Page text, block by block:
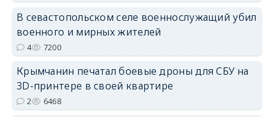
В севастопольском селе военнослужащий убил
военного и мирных жителей
4 7200
Крымчанин печатал боевые дроны для СБУ на
3D-принтере в своей квартире
2 6468